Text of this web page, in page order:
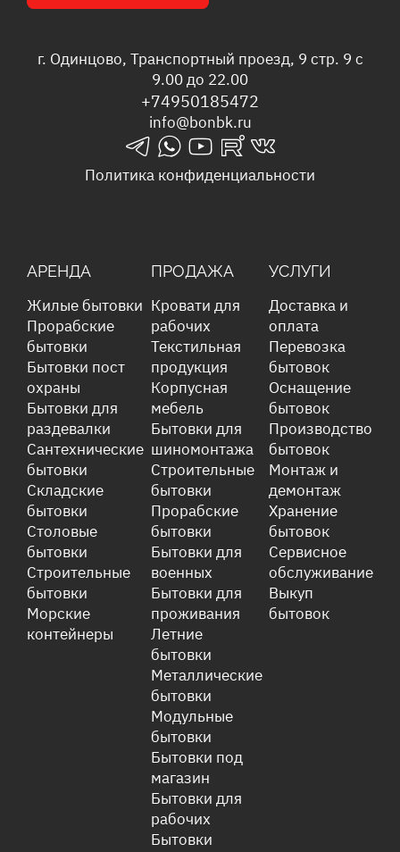
г. Одинцово, Транспортный проезд, 9 стр. 9 с
9.00 до 22.00
+74950185472
info@bonbk.ru
telegrams_in whatsapp_in youtube_in rutube_in vk_in
Политика конфиденциальности
АРЕНДА
Жилые бытовки
Прорабские
бытовки
Бытовки пост
охраны
Бытовки для
раздевалки
Сантехнические
бытовки
Складские
бытовки
Столовые
бытовки
Строительные
бытовки
Морские
контейнеры
ПРОДАЖА
Кровати для
рабочих
Текстильная
продукция
Корпусная
мебель
Бытовки для
шиномонтажа
Строительные
бытовки
Прорабские
бытовки
Бытовки для
военных
Бытовки для
проживания
Летние
бытовки
Металлические
бытовки
Модульные
бытовки
Бытовки под
магазин
Бытовки для
рабочих
Бытовки
УСЛУГИ
Доставка и
оплата
Перевозка
бытовок
Оснащение
бытовок
Производство
бытовок
Монтаж и
демонтаж
Хранение
бытовок
Сервисное
обслуживание
Выкуп
бытовок